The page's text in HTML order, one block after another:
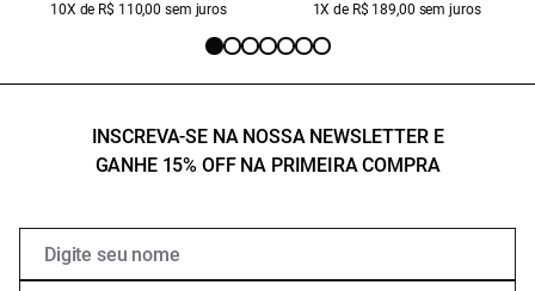
10X de R$ 110,00 sem juros 1X de R$ 189,00 sem juros
INSCREVA-SE NA NOSSA NEWSLETTER E
GANHE 15% OFF NA PRIMEIRA COMPRA